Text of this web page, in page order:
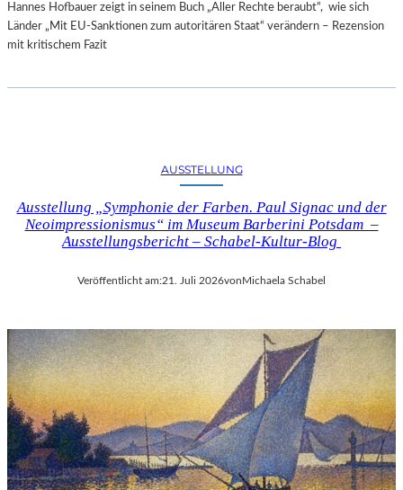
Hannes Hofbauer zeigt in seinem Buch „Aller Rechte beraubt“, wie sich
Länder „Mit EU-Sanktionen zum autoritären Staat“ verändern – Rezension
mit kritischem Fazit
AUSSTELLUNG
Ausstellung „Symphonie der Farben. Paul Signac und der
Neoimpressionismus“ im Museum Barberini Potsdam –
Ausstellungsbericht – Schabel-Kultur-Blog
Veröffentlicht am:21. Juli 2026von Michaela Schabel